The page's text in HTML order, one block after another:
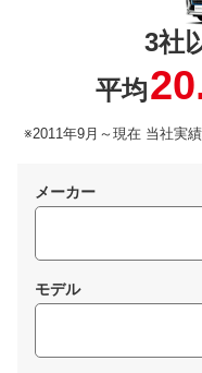
3社
平均
※2011年9月～現在 当社実
メーカー
モデル